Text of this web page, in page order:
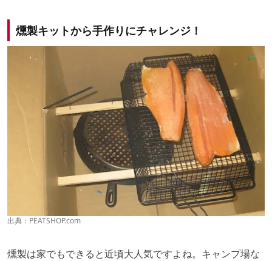
燻製キットから手作りにチャレンジ！
出典： PEATSHOP.com
燻製は家でもできると近頃大人気ですよね。キャンプ場な